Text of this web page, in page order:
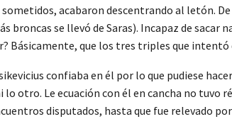
acabaron descentrando al letón.
broncas se llevó de Saras). Incapaz de
Básicamente, que los tres triples que
confiaba en él por lo que pudiese
otro. Le ecuación con él en cancha no
disputados, hasta que fue relevado